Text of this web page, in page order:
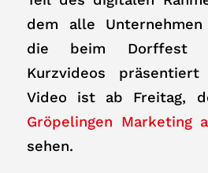
dem alle
die beim Dorffest
Kurzvideos
Video ist ab Freitag,
Gröpelingen Marketing
sehen.